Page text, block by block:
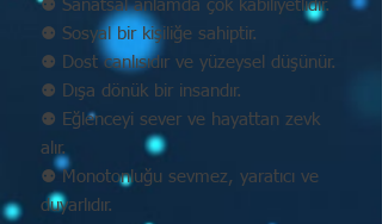
⚉ Sanatsal anlamda çok kabiliyetlidir.
⚉ Sosyal bir kişiliğe sahiptir.
⚉ Dost canlısıdır ve yüzeysel düşünür.
⚉ Dışa dönük bir insandır.
⚉ Eğlenceyi sever ve hayattan zevk
alır.
⚉ Monotonluğu sevmez, yaratıcı ve
duyarlıdır.